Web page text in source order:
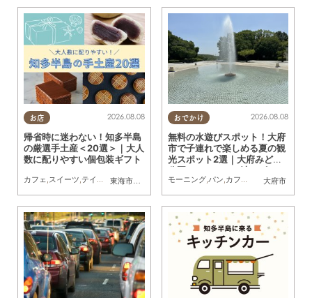
お店
東海市
,大府市 知多市,東浦町,阿久比町,半田市,常滑市
2026.08.08
帰省時に迷わない！知多半島
の厳選手土産＜20選＞｜大人
数に配りやすい個包装ギフト
カフェ スイーツ テイクアウト ,まとめ記事
おでかけ
大府市
2026.08.08
無料の水遊びスポット！大府
市で子連れで楽しめる夏の観
光スポット2選｜大府みどり
公園じゃぶじゃぶ池、ぱんや
SUNとえふ
モーニング, パン カフェ ドライブ,観光